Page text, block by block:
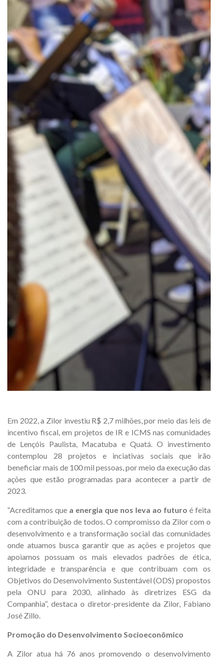
Em 2022, a Zilor investiu R$ 2,7 milhões, por meio das leis de
incentivo fiscal, em projetos de IR e ICMS nas comunidades
de Lençóis Paulista, Macatuba e Quatá. O investimento
contemplou 28 projetos e inciativas sociais que irão
beneficiar mais de 100 mil pessoas, por meio da execução das
ações que estão programadas para acontecer a partir de
2023.
“Acreditamos que a energia que nos leva ao futuro é feita
com a contribuição de todos. O compromisso da Zilor com o
desenvolvimento e a transformação social das comunidades
onde atuamos busca garantir que as ações e projetos que
apoiamos possuam os mais elevados padrões de ética,
integridade e transparência e que contribuam com os
Objetivos do Desenvolvimento Sustentável (ODS) propostos
pela ONU para 2030, alinhado às diretrizes ESG da
Companhia”, destaca o diretor-presidente da Zilor, Fabiano
José Zillo.
Promoção do Desenvolvimento Socioeconômico
A Zilor atua há 76 anos promovendo o desenvolvimento